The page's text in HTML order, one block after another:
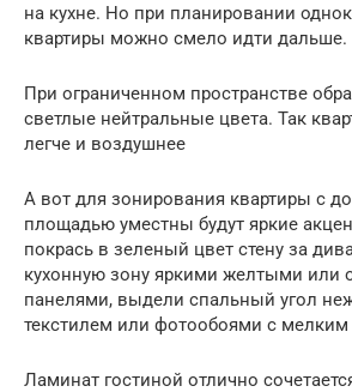
на кухне. Но при планировании
квартиры можно смело идти дальше.
При ограниченном пространстве
светлые нейтральные цвета. Так
легче и воздушнее
А вот для зонирования квартиры с
площадью уместны будут яркие
покрась в зеленый цвет стену за
кухонную зону яркими желтыми или
панелями, выдели спальный угол
текстилем или фотообоями с
Ламинат гостиной отлично